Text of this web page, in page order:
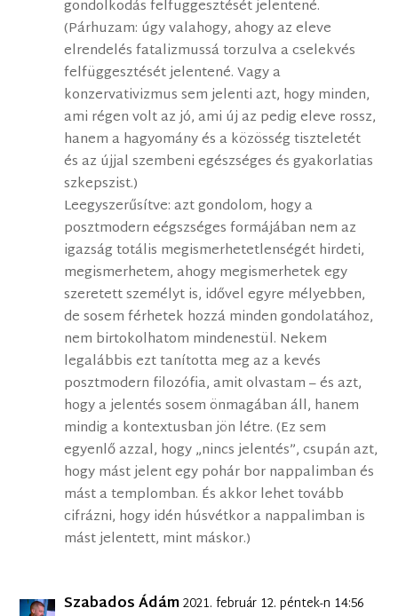
gondolkodás felfüggesztését jelentené.
(Párhuzam: úgy valahogy, ahogy az eleve
elrendelés fatalizmussá torzulva a cselekvés
felfüggesztését jelentené. Vagy a
konzervativizmus sem jelenti azt, hogy minden,
ami régen volt az jó, ami új az pedig eleve rossz,
hanem a hagyomány és a közösség tiszteletét
és az újjal szembeni egészséges és gyakorlatias
szkepszist.)
Leegyszerűsítve: azt gondolom, hogy a
posztmodern eégszséges formájában nem az
igazság totális megismerhetetlenségét hirdeti,
megismerhetem, ahogy megismerhetek egy
szeretett személyt is, idővel egyre mélyebben,
de sosem férhetek hozzá minden gondolatához,
nem birtokolhatom mindenestül. Nekem
legalábbis ezt tanította meg az a kevés
posztmodern filozófia, amit olvastam – és azt,
hogy a jelentés sosem önmagában áll, hanem
mindig a kontextusban jön létre. (Ez sem
egyenlő azzal, hogy „nincs jelentés”, csupán azt,
hogy mást jelent egy pohár bor nappalimban és
mást a templomban. És akkor lehet tovább
cifrázni, hogy idén húsvétkor a nappalimban is
mást jelentett, mint máskor.)
Szabados Ádám2021. február 12. péntek-n 14:56